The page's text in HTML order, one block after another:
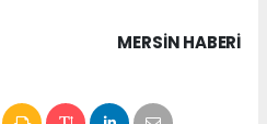
MERSIN HABERİ